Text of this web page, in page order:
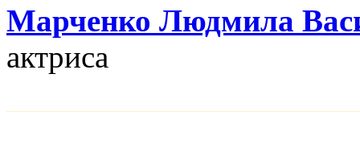
Марченко Людмила
актриса